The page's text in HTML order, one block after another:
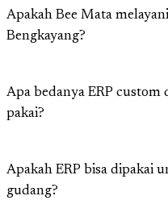
Apakah Bee Mata
Bengkayang?
Apa bedanya ERP custom
pakai?
Apakah ERP bisa dipakai
gudang?